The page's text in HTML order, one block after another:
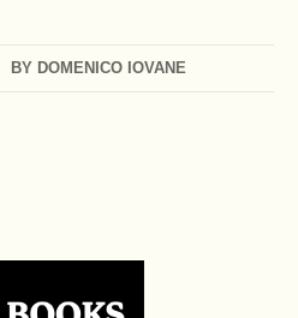
BY DOMENICO IOVANE